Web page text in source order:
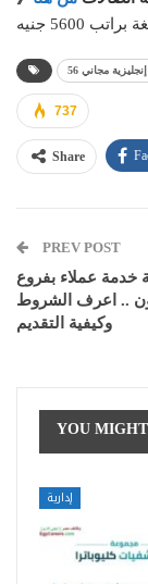
5600 جنيه
مجاني
737
Share
PREV POST
خدمة عملاء بفروع
.. اعرف الشروط
وكيفية التقديم
YOU
إدارية